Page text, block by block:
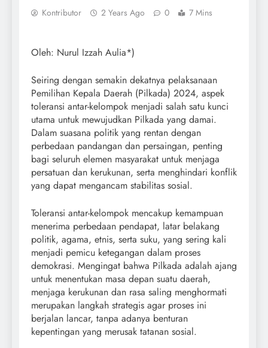
Kontributor 2 Years Ago 0 7 Mins
Oleh: Nurul Izzah Aulia*)
Seiring dengan semakin dekatnya pelaksanaan
Pemilihan Kepala Daerah (Pilkada) 2024, aspek
toleransi antar-kelompok menjadi salah satu kunci
utama untuk mewujudkan Pilkada yang damai.
Dalam suasana politik yang rentan dengan
perbedaan pandangan dan persaingan, penting
bagi seluruh elemen masyarakat untuk menjaga
persatuan dan kerukunan, serta menghindari konflik
yang dapat mengancam stabilitas sosial.
Toleransi antar-kelompok mencakup kemampuan
menerima perbedaan pendapat, latar belakang
politik, agama, etnis, serta suku, yang sering kali
menjadi pemicu ketegangan dalam proses
demokrasi. Mengingat bahwa Pilkada adalah ajang
untuk menentukan masa depan suatu daerah,
menjaga kerukunan dan rasa saling menghormati
merupakan langkah strategis agar proses ini
berjalan lancar, tanpa adanya benturan
kepentingan yang merusak tatanan sosial.